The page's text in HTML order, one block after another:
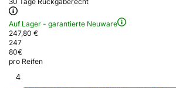
Auf Lager - garantierte Neuware
247,80 €
247
80€
pro Reifen
4